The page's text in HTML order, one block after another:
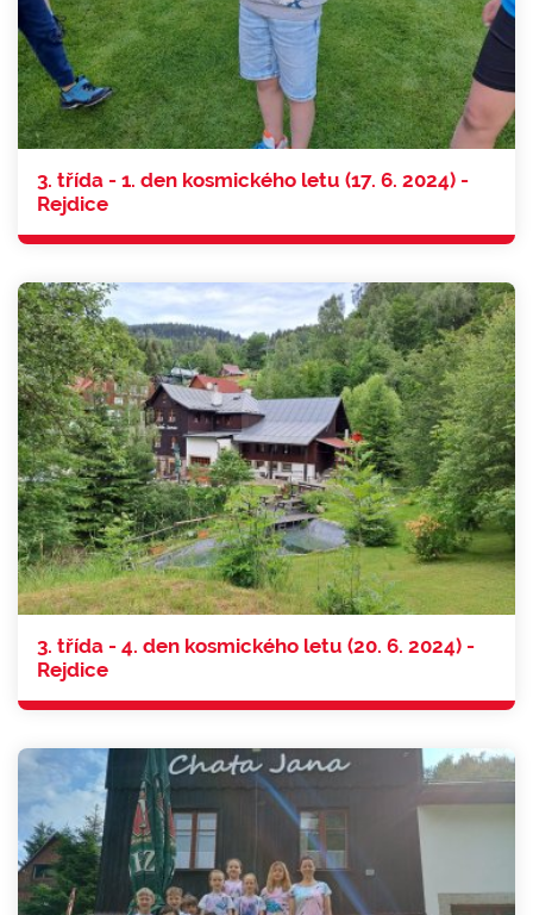
3. třída - 1. den kosmického letu (17. 6. 2024) -
Rejdice
3. třída - 4. den kosmického letu (20. 6. 2024) -
Rejdice